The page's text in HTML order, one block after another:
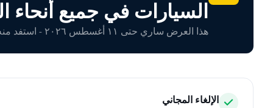
السيارات في جميع أنحاء
هذا العرض ساري حتى ١١ أغسطس ٢٠٢٦ - استفد منه اليوم!
الإلغاء المجاني